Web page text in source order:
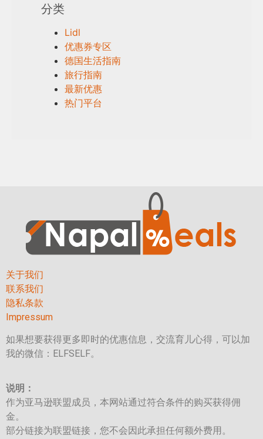
分类
Lidl
优惠券专区
德国生活指南
旅行指南
最新优惠
热门平台
关于我们
联系我们
隐私条款
Impressum
如果想要获得更多即时的优惠信息，交流育儿心得，可以加
我的微信：ELFSELF。
说明：
作为亚马逊联盟成员，本网站通过符合条件的购买获得佣
金。
部分链接为联盟链接，您不会因此承担任何额外费用。